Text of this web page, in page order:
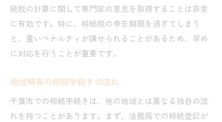
続税の計算に関して専門家の意見を取得することは非常
に有効です。特に、相続税の申告期限を過ぎてしまう
と、重いペナルティが課せられることがあるため、早め
に対応を行うことが重要です。
地域特有の相続手続きの流れ
千葉市での相続手続きは、他の地域とは異なる独自の流
れを持つことがあります。まず、法務局での相続登記が